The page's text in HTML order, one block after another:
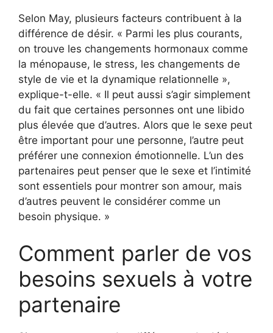
Selon May, plusieurs facteurs contribuent à la
différence de désir. « Parmi les plus courants,
on trouve les changements hormonaux comme
la ménopause, le stress, les changements de
style de vie et la dynamique relationnelle »,
explique-t-elle. « Il peut aussi s’agir simplement
du fait que certaines personnes ont une libido
plus élevée que d’autres. Alors que le sexe peut
être important pour une personne, l’autre peut
préférer une connexion émotionnelle. L’un des
partenaires peut penser que le sexe et l’intimité
sont essentiels pour montrer son amour, mais
d’autres peuvent le considérer comme un
besoin physique. »
Comment parler de vos
besoins sexuels à votre
partenaire